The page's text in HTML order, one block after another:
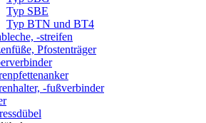
Typ SBE
Typ BTN und BT4
-streifen
Pfostenträger
-fußverbinder